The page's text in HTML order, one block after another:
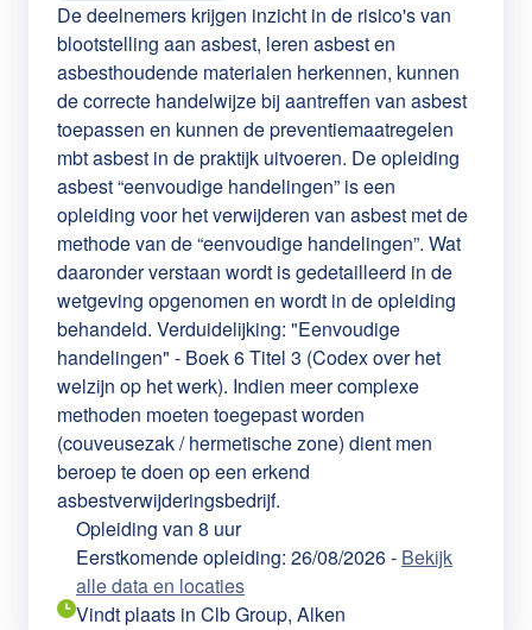
De deelnemers krijgen inzicht in de risico's van
blootstelling aan asbest, leren asbest en
asbesthoudende materialen herkennen, kunnen
de correcte handelwijze bij aantreffen van asbest
toepassen en kunnen de preventiemaatregelen
mbt asbest in de praktijk uitvoeren. De opleiding
asbest “eenvoudige handelingen” is een
opleiding voor het verwijderen van asbest met de
methode van de “eenvoudige handelingen”. Wat
daaronder verstaan wordt is gedetailleerd in de
wetgeving opgenomen en wordt in de opleiding
behandeld. Verduidelijking: "Eenvoudige
handelingen" - Boek 6 Titel 3 (Codex over het
welzijn op het werk). Indien meer complexe
methoden moeten toegepast worden
(couveusezak / hermetische zone) dient men
beroep te doen op een erkend
asbestverwijderingsbedrijf.
Opleiding van 8 uur
Eerstkomende opleiding: 26/08/2026- Bekijk
alle data en locaties
Vindt plaats in Clb Group, Alken